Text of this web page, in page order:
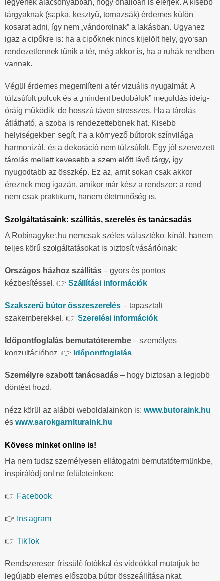
legyenek alacsonyabban, hogy önállóan is elérjék. A kisebb
tárgyaknak (sapka, kesztyű, tornazsák) érdemes külön
kosarat adni, így nem „vándorolnak” a lakásban. Ugyanez
igaz a cipőkre is: ha a cipőknek nincs kijelölt hely, gyorsan
rendezetlennek tűnik a tér, még akkor is, ha a ruhák rendben
vannak.
Végül érdemes megemlíteni a tér vizuális nyugalmát. A
túlzsúfolt polcok és a „mindent bedobálok” megoldás ideig-
óráig működik, de hosszú távon stresszes. Ha a tárolás
átlátható, a szoba is rendezettebbnek hat. Kisebb
helyiségekben segít, ha a környező bútorok színvilága
harmonizál, és a dekoráció nem túlzsúfolt. Egy jól szervezett
tárolás mellett kevesebb a szem előtt lévő tárgy, így
nyugodtabb az összkép. Ez az, amit sokan csak akkor
éreznek meg igazán, amikor már kész a rendszer: a rend
nem csak praktikum, hanem életminőség is.
Szolgáltatásaink: szállítás, szerelés és tanácsadás
A Robinagyker.hu nemcsak széles választékot kínál, hanem
teljes körű szolgáltatásokat is biztosít vásárlóinak:
Országos házhoz szállítás – gyors és pontos
kézbesítéssel. 👉 Szállítási információk
Szakszerű bútor összeszerelés – tapasztalt
szakemberekkel. 👉 Szerelési információk
Időpontfoglalás bemutatóterembe – személyes
konzultációhoz. 👉 Időpontfoglalás
Személyre szabott tanácsadás – hogy biztosan a legjobb
döntést hozd.
nézz körül az alábbi weboldalainkon is: www.butoraink.hu
és www.sarokgarnituraink.hu
Kövess minket online is!
Ha nem tudsz személyesen ellátogatni bemutatótermünkbe,
inspirálódj online felületeinken:
👉 Facebook
👉 Instagram
👉 TikTok
Rendszeresen frissülő fotókkal és videókkal mutatjuk be
legújabb elemes előszoba bútor összeállításainkat.